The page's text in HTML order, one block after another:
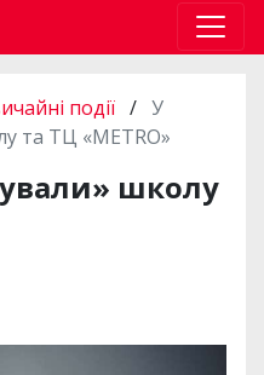
події / У
та ТЦ «METRO»
школу